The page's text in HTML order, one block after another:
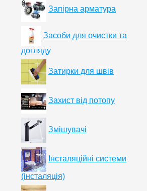
Запірна арматура
Засоби для очистки та
догляду
Затирки для швів
Захист від потопу
Змішувачі
Інсталяційні системи
(інсталяція)